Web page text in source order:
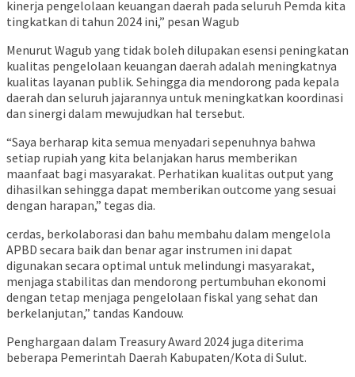
kinerja pengelolaan keuangan daerah pada seluruh Pemda kita
tingkatkan di tahun 2024 ini,” pesan Wagub
Menurut Wagub yang tidak boleh dilupakan esensi peningkatan
kualitas pengelolaan keuangan daerah adalah meningkatnya
kualitas layanan publik. Sehingga dia mendorong pada kepala
daerah dan seluruh jajarannya untuk meningkatkan koordinasi
dan sinergi dalam mewujudkan hal tersebut.
“Saya berharap kita semua menyadari sepenuhnya bahwa
setiap rupiah yang kita belanjakan harus memberikan
maanfaat bagi masyarakat. Perhatikan kualitas output yang
dihasilkan sehingga dapat memberikan outcome yang sesuai
dengan harapan,” tegas dia.
cerdas, berkolaborasi dan bahu membahu dalam mengelola
APBD secara baik dan benar agar instrumen ini dapat
digunakan secara optimal untuk melindungi masyarakat,
menjaga stabilitas dan mendorong pertumbuhan ekonomi
dengan tetap menjaga pengelolaan fiskal yang sehat dan
berkelanjutan,” tandas Kandouw.
Penghargaan dalam Treasury Award 2024 juga diterima
beberapa Pemerintah Daerah Kabupaten/Kota di Sulut.